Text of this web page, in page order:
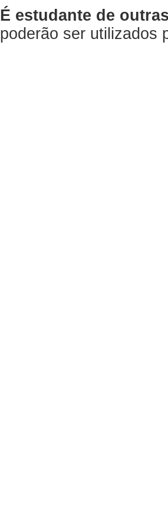
É estudante de
poderão ser utilizados